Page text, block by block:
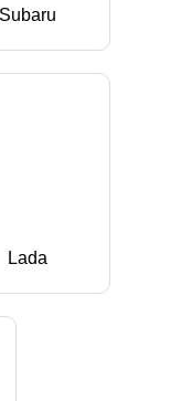
Subaru
Lada